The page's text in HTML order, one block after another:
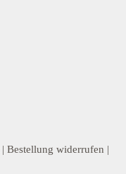
| Bestellung widerrufen |